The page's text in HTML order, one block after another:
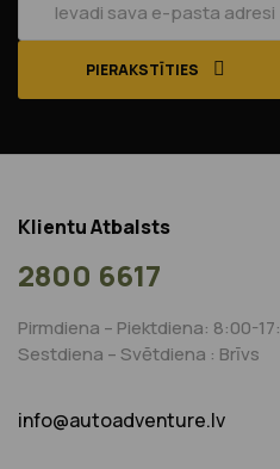
PIERAKSTĪTIES
Klientu Atbalsts
2800 6617
Pirmdiena – Piektdiena: 8:00-
Sestdiena – Svētdiena : Brīvs
info@autoadventure.lv